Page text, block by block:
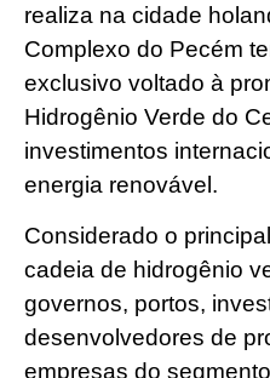
realiza na cidade
Complexo do Pecém
exclusivo voltado à
Hidrogênio Verde do
investimentos
energia renovável.
Considerado o
cadeia de hidrogênio
governos, portos,
desenvolvedores de
empresas do